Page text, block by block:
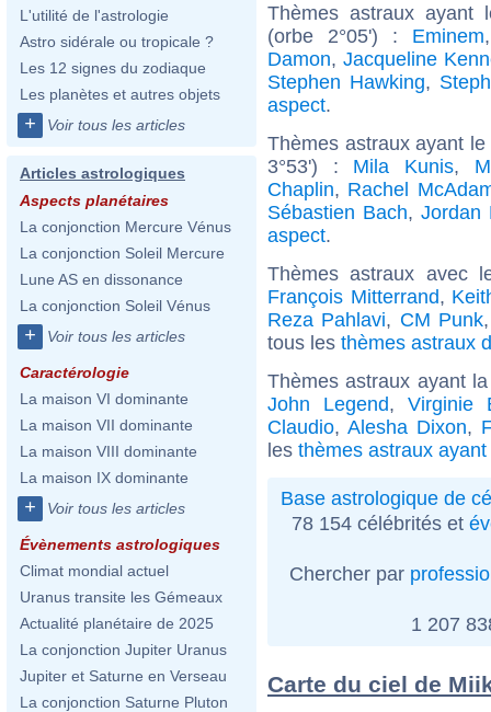
L'utilité de l'astrologie
Astro sidérale ou tropicale ?
Les 12 signes du zodiaque
Les planètes et autres objets
+ Voir tous les articles
Articles astrologiques
Aspects planétaires
La conjonction Mercure Vénus
La conjonction Soleil Mercure
Lune AS en dissonance
La conjonction Soleil Vénus
+ Voir tous les articles
Caractérologie
La maison VI dominante
La maison VII dominante
La maison VIII dominante
La maison IX dominante
+ Voir tous les articles
Évènements astrologiques
Climat mondial actuel
Uranus transite les Gémeaux
Actualité planétaire de 2025
La conjonction Jupiter Uranus
Jupiter et Saturne en Verseau
La conjonction Saturne Pluton
Thèmes astraux ayant
(orbe 2°05') : Eminem
Damon, Jacqueline
Stephen Hawking,
aspect.
Thèmes astraux ayant
3°53') : Mila Kunis,
Chaplin, Rachel
Sébastien Bach, Jordan
aspect.
Thèmes astraux avec
François Mitterrand,
Reza Pahlavi, CM Punk
tous les thèmes astraux
Thèmes astraux ayant
John Legend, Virginie
Claudio,Alesha Dixon,
les thèmes astraux
Base astrologique de
78 154 célébrités et
Chercher par
1 207
Carte du ciel de